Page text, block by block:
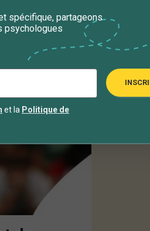
spécifique, partageons
psychologues
et la Politique de